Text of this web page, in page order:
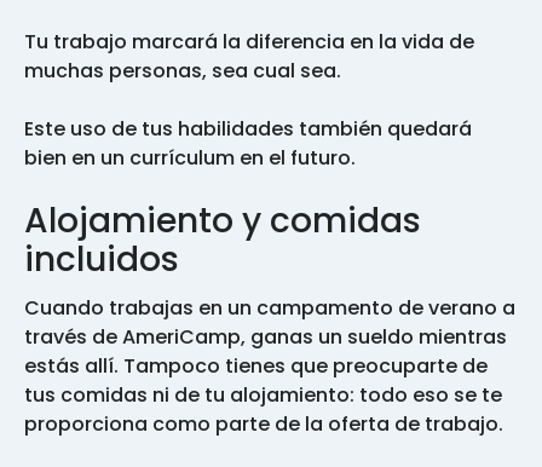
Tu trabajo marcará la diferencia en la vida de
muchas personas, sea cual sea.
Este uso de tus habilidades también quedará
bien en un currículum en el futuro.
Alojamiento y comidas
incluidos
Cuando trabajas en un campamento de verano a
través de AmeriCamp, ganas un sueldo mientras
estás allí. Tampoco tienes que preocuparte de
tus comidas ni de tu alojamiento: todo eso se te
proporciona como parte de la oferta de trabajo.